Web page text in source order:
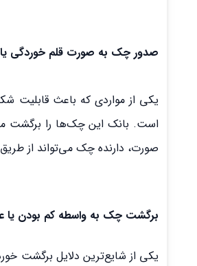
صدور چک به صورت قلم خوردگی
یکی از مواردی که باعث
است. بانک این چک‌ها را برگشت
صورت، دارنده چک می‌تواند از
برگشت چک به واسطه کم بودن یا
یکی از شایع‌ترین دلایل برگشت